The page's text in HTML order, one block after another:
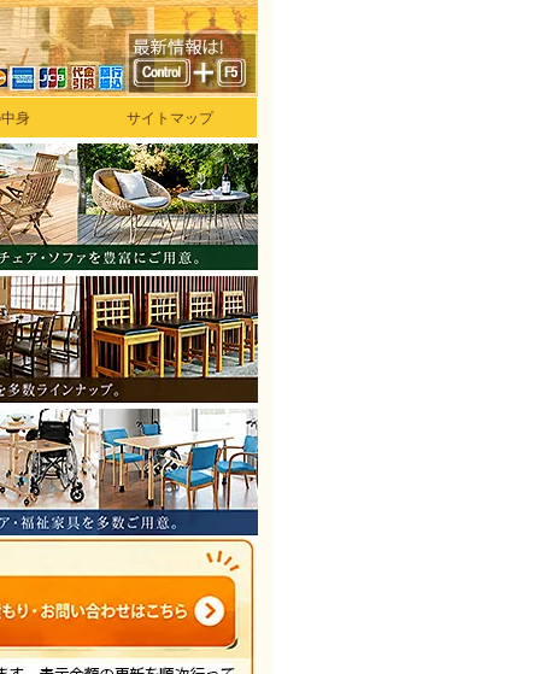
身 サイトマップ